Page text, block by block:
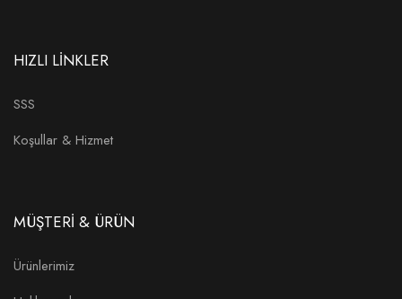
HIZLI LİNKLER
SSS
Koşullar & Hizmet
MÜŞTERİ & ÜRÜN
Ürünlerimiz